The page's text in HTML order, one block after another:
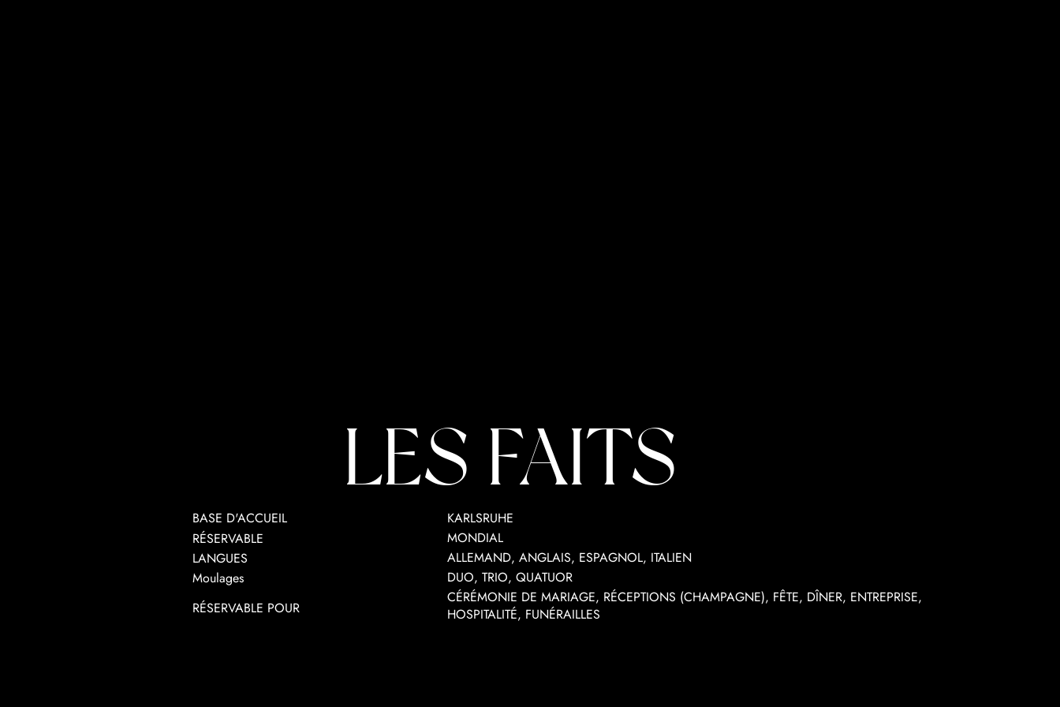
BASE D'ACCUEIL
KARLSRUHE
RÉSERVABLE
MONDIAL
LANGUES
ALLEMAND, ANGLAIS, ESPAGNOL, ITALIEN
Moulages
DUO, TRIO, QUATUOR
RÉSERVABLE POUR
CÉRÉMONIE DE MARIAGE, RÉCEPTIONS (CHAMPAGNE), FÊTE, DÎNER, ENTREPRISE,
HOSPITALITÉ, FUNÉRAILLES
LES FAITS